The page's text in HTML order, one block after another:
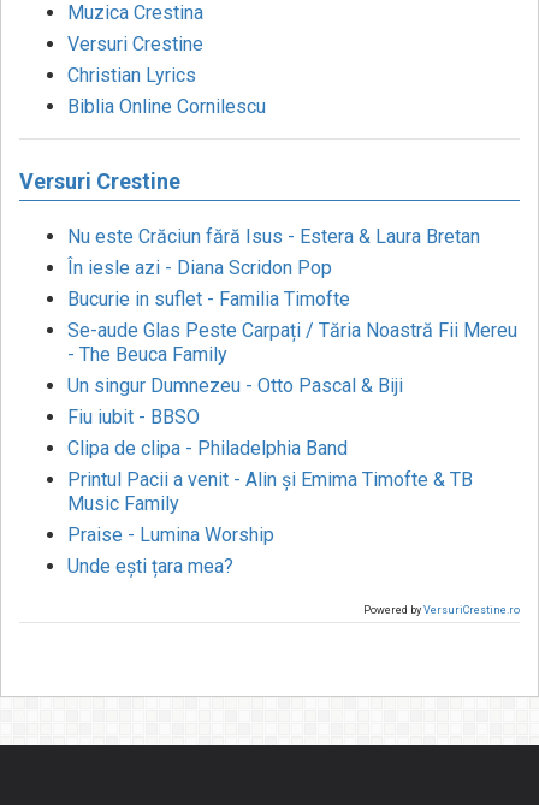
Muzica Crestina
Versuri Crestine
Christian Lyrics
Biblia Online Cornilescu
Versuri Crestine
Nu este Crăciun fără Isus - Estera & Laura Bretan
În iesle azi - Diana Scridon Pop
Bucurie in suflet - Familia Timofte
Se-aude Glas Peste Carpați / Tăria Noastră Fii Mereu
- The Beuca Family
Un singur Dumnezeu - Otto Pascal & Biji
Fiu iubit - BBSO
Clipa de clipa - Philadelphia Band
Printul Pacii a venit - Alin și Emima Timofte & TB
Music Family
Praise - Lumina Worship
Unde ești țara mea?
Powered by VersuriCrestine.ro